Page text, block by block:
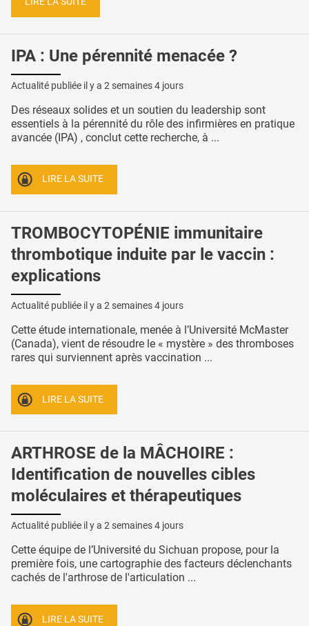
IPA : Une pérennité menacée ?
Actualité publiée il y a 2 semaines 4 jours
Des réseaux solides et un soutien du leadership sont
essentiels à la pérennité du rôle des infirmières en pratique
avancée (IPA) , conclut cette recherche, à ...
LIRE LA SUITE
TROMBOCYTOPÉNIE immunitaire
thrombotique induite par le vaccin :
explications
Actualité publiée il y a 2 semaines 4 jours
Cette étude internationale, menée à l’Université McMaster
(Canada), vient de résoudre le « mystère » des thromboses
rares qui surviennent après vaccination ...
LIRE LA SUITE
ARTHROSE de la MÂCHOIRE :
Identification de nouvelles cibles
moléculaires et thérapeutiques
Actualité publiée il y a 2 semaines 4 jours
Cette équipe de l’Université du Sichuan propose, pour la
première fois, une cartographie des facteurs déclenchants
cachés de l'arthrose de l'articulation ...
LIRE LA SUITE